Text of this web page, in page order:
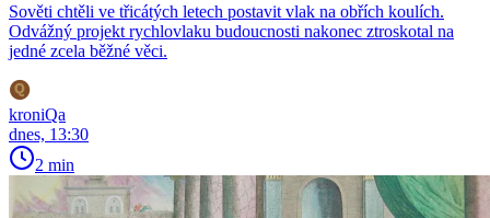
Sověti chtěli ve třicátých letech postavit vlak na obřích koulích.
Odvážný projekt rychlovlaku budoucnosti nakonec ztroskotal na
jedné zcela běžné věci.
kroniQa
dnes, 13:30
2 min